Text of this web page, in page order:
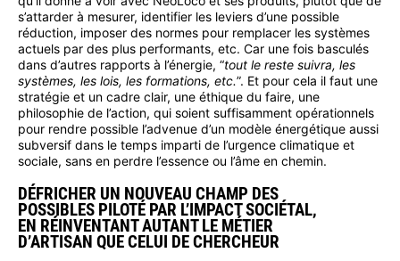
s’attarder à mesurer, identifier les leviers d’une possible
réduction, imposer des normes pour remplacer les systèmes
actuels par des plus performants, etc. Car une fois basculés
dans d’autres rapports à l’énergie, “tout le reste suivra, les
systèmes, les lois, les formations, etc.”. Et pour cela il faut une
stratégie et un cadre clair, une éthique du faire, une
philosophie de l’action, qui soient suffisamment opérationnels
pour rendre possible l’advenue d’un modèle énergétique aussi
subversif dans le temps imparti de l’urgence climatique et
sociale, sans en perdre l’essence ou l’âme en chemin.
DÉFRICHER UN NOUVEAU CHAMP DES
POSSIBLES PILOTÉ PAR L’IMPACT SOCIÉTAL,
EN RÉINVENTANT AUTANT LE MÉTIER
D’ARTISAN QUE CELUI DE CHERCHEUR